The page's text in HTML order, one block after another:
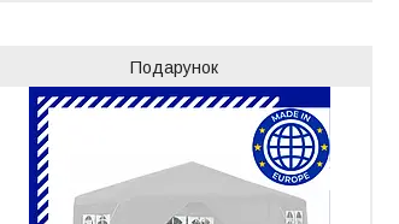
Подарунок